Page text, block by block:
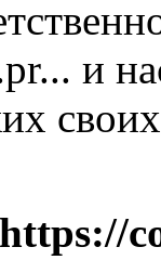
и
https://